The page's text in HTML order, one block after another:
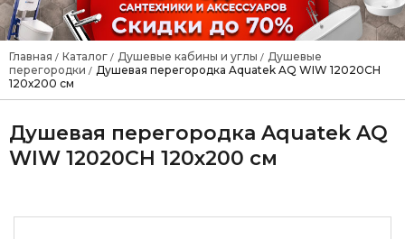
Главная / Каталог / Душевые кабины и углы / Душевые
перегородки / Душевая перегородка Aquatek AQ WIW 12020CH
120х200 см
Душевая перегородка Aquatek AQ
WIW 12020CH 120х200 см